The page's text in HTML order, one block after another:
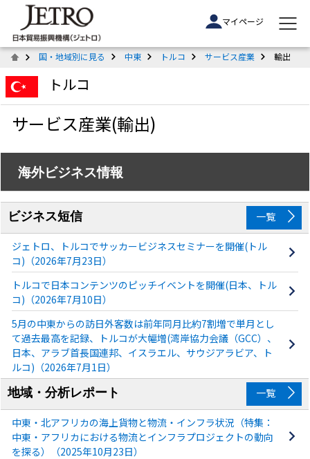
マイページ
国・地域別に見る 中東 トルコ サービス産業 輸出
トルコ
サービス産業(輸出)
海外ビジネス情報
ビジネス短信 一覧
ジェトロ、トルコでサッカービジネスセミナーを開催(トル
コ)（2026年7月23日）
トルコで日本コンテンツのピッチイベントを開催(日本、トル
コ)（2026年7月10日）
5月の中東からの訪日外客数は前年同月比約7割増で単月とし
て過去最高を記録、トルコが大幅増(湾岸協力会議（GCC）、
日本、アラブ首長国連邦、イスラエル、サウジアラビア、ト
ルコ)（2026年7月1日）
地域・分析レポート
一覧
中東・北アフリカの海上貨物と物流・インフラ状況（特集：
中東・アフリカにおける物流とインフラプロジェクトの動向
を探る）（2025年10月23日）